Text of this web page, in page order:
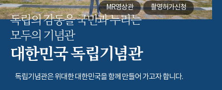
MR영상관 촬영허가신청
독립의 감동을 국민과 누리는
모두의 기념관
대한민국 독립기념관
독립기념관은 위대한 대한민국을 함께 만들어 가고자 합니다.